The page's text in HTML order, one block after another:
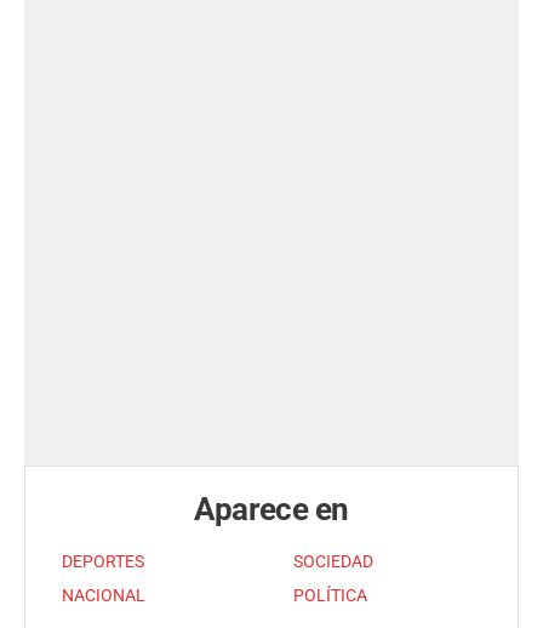
Aparece en
DEPORTES
NACIONAL
SOCIEDAD
POLÍTICA